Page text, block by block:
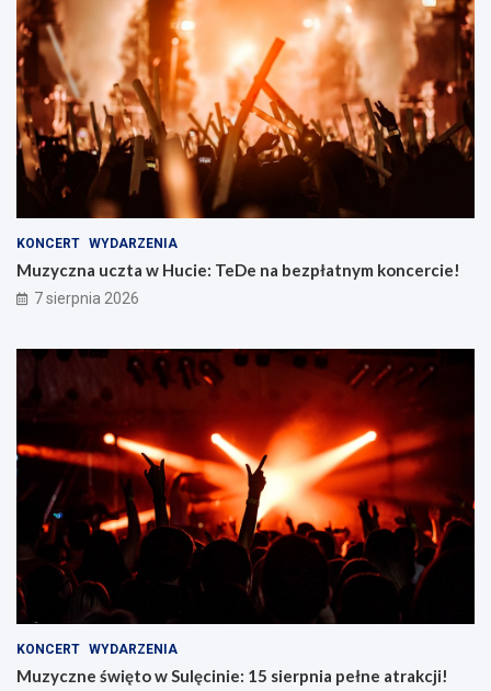
KONCERT WYDARZENIA
Muzyczna uczta w Hucie: TeDe na bezpłatnym koncercie!
7 sierpnia 2026
KONCERT WYDARZENIA
Muzyczne święto w Sulęcinie: 15 sierpnia pełne atrakcji!